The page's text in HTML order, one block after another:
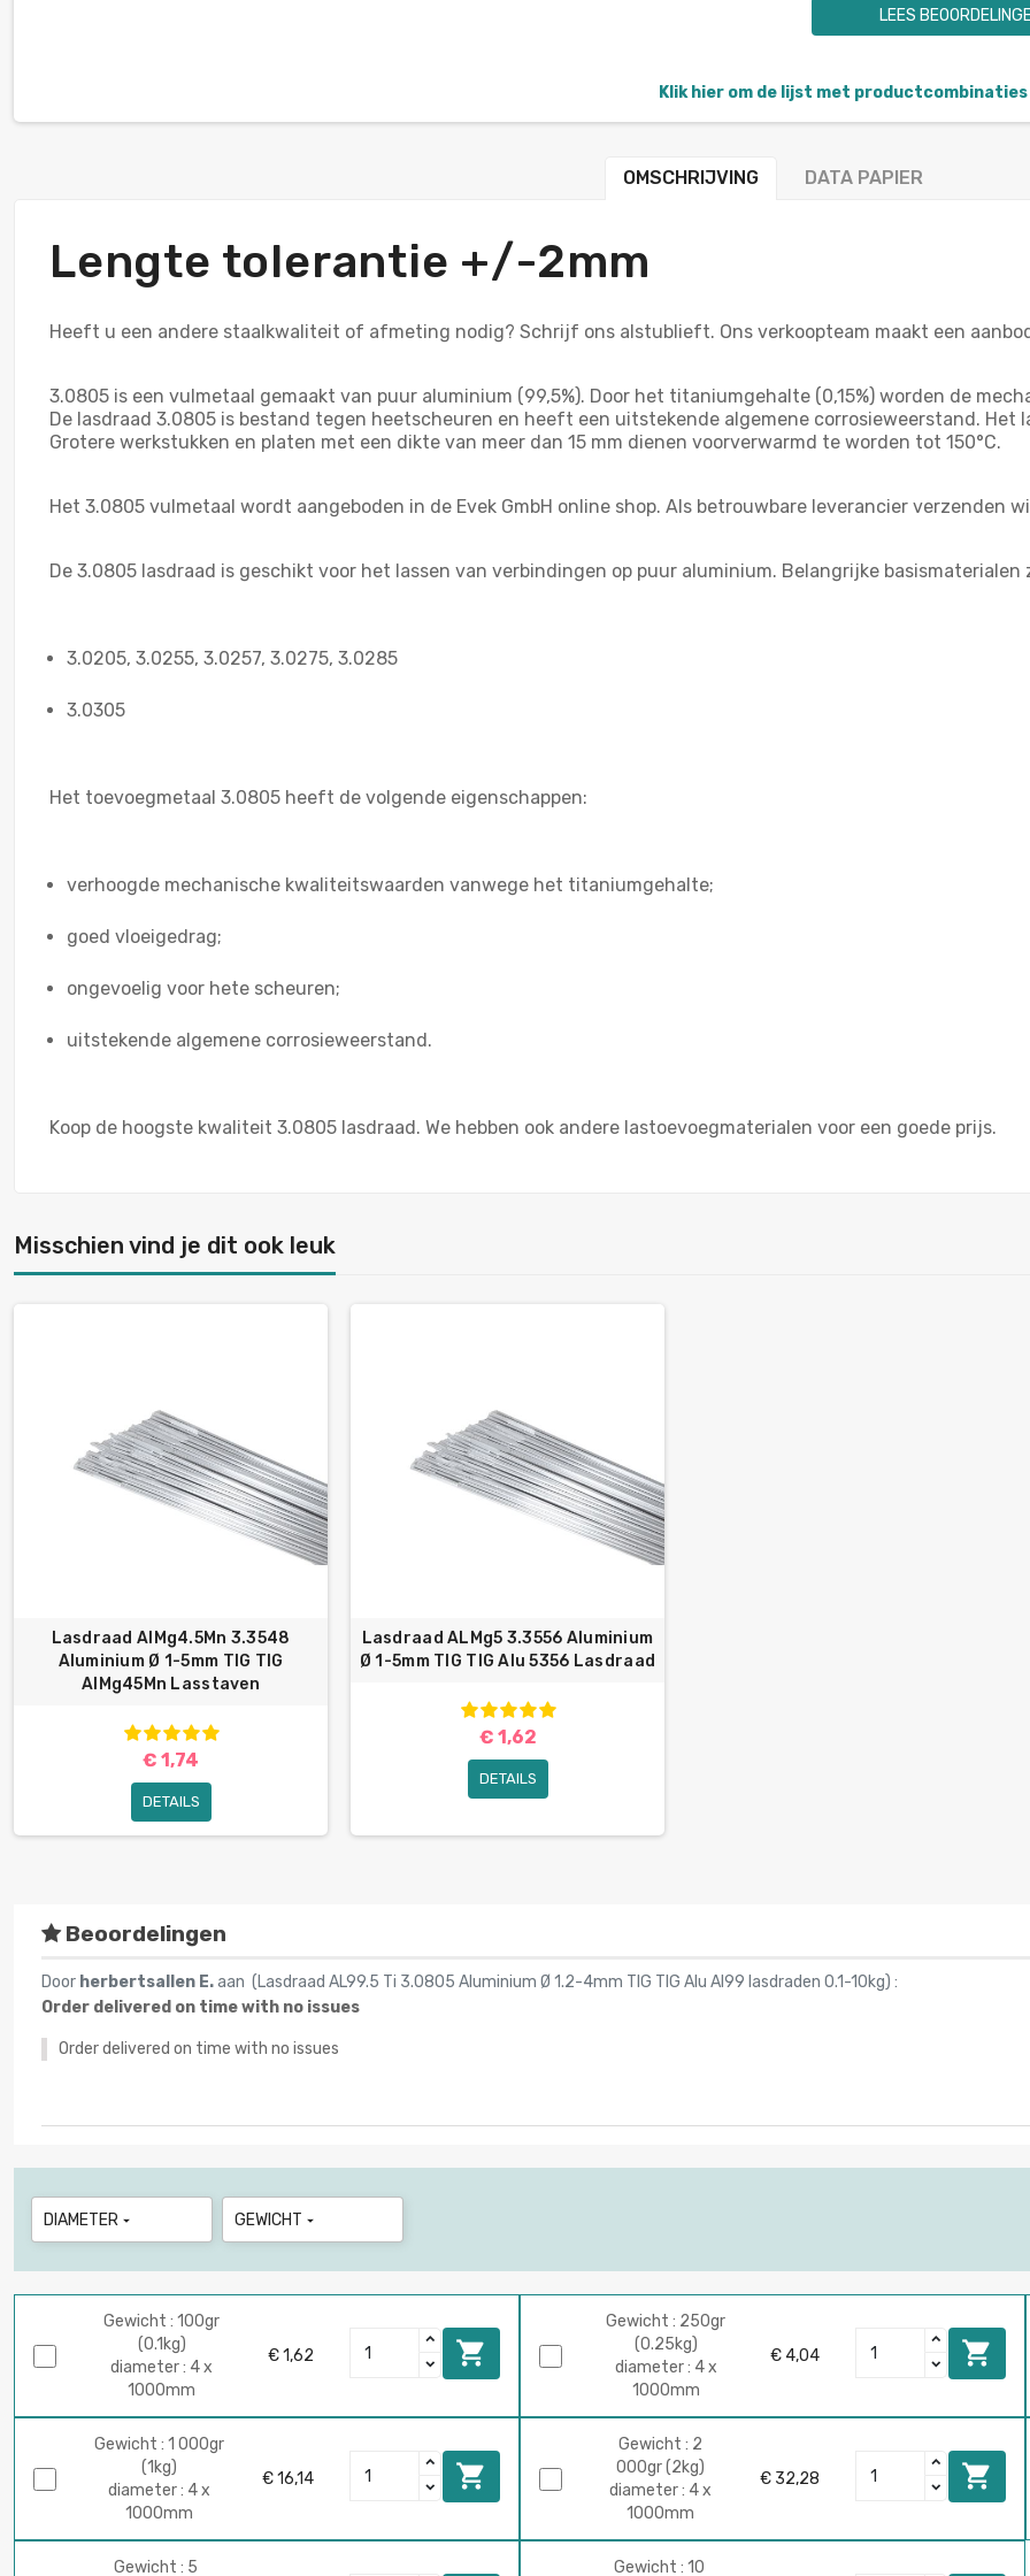
LEES
Klik hier om de lijst met
OMSCHRIJVING DATA PAPIER
Lengte tolerantie +/-2mm
Heeft u een andere staalkwaliteit of afmeting nodig? Schrijf ons alstublieft. Ons verkoopteam maakt een
3.0805 is een vulmetaal gemaakt van puur aluminium (99,5%). Door het titaniumgehalte (0,15%) worden de
De lasdraad 3.0805 is bestand tegen heetscheuren en heeft een uitstekende algemene corrosieweerstand. Het
Grotere werkstukken en platen met een dikte van meer dan 15 mm dienen voorverwarmd te worden tot 150°C.
Het 3.0805 vulmetaal wordt aangeboden in de Evek GmbH online shop. Als betrouwbare leverancier verzenden
De 3.0805 lasdraad is geschikt voor het lassen van verbindingen op puur aluminium. Belangrijke basismaterialen
3.0205, 3.0255, 3.0257, 3.0275, 3.0285
3.0305
Het toevoegmetaal 3.0805 heeft de volgende eigenschappen:
verhoogde mechanische kwaliteitswaarden vanwege het titaniumgehalte;
goed vloeigedrag;
ongevoelig voor hete scheuren;
uitstekende algemene corrosieweerstand.
Koop de hoogste kwaliteit 3.0805 lasdraad. We hebben ook andere lastoevoegmaterialen voor een goede prijs.
Misschien vind je dit ook leuk
Lasdraad AlMg4.5Mn 3.3548
Aluminium Ø 1-5mm TIG TIG
AlMg45Mn Lasstaven
€ 1,74
DETAILS
Lasdraad ALMg5 3.3556 Aluminium
Ø 1-5mm TIG TIG Alu 5356 Lasdraad
€ 1,62
DETAILS
Beoordelingen
Door herbertsallen E.aan (Lasdraad AL99.5 Ti 3.0805 Aluminium Ø 1.2-4mm TIG TIG Alu Al99 lasdraden 0.1-10kg) :
Order delivered on time with no issues
Order delivered on time with no issues
DIAMETER  GEWICHT 
Gewicht : 100gr
(0.1kg)
diameter : 4 x
1000mm
€ 1,62 
Gewicht : 250gr
(0.25kg)
diameter : 4 x
1000mm
€ 4,04 
Gewicht : 1 000gr
(1kg)
diameter : 4 x
1000mm
€ 16,14 
Gewicht : 2
000gr (2kg)
diameter : 4 x
1000mm
€ 32,28 
Gewicht : 5 Gewicht : 10